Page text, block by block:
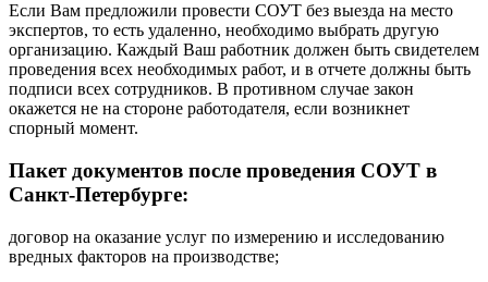
Если Вам предложили провести СОУТ без выезда на место
экспертов, то есть удаленно, необходимо выбрать другую
организацию. Каждый Ваш работник должен быть свидетелем
проведения всех необходимых работ, и в отчете должны быть
подписи всех сотрудников. В противном случае закон
окажется не на стороне работодателя, если возникнет
спорный момент.
Пакет документов после проведения СОУТ в
Санкт-Петербурге:
договор на оказание услуг по измерению и исследованию
вредных факторов на производстве;